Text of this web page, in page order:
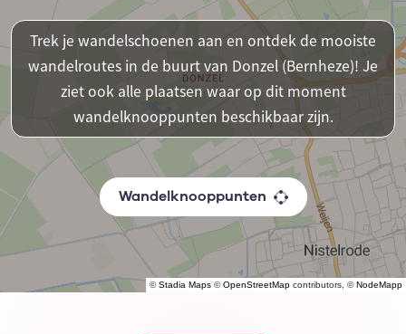
©Stadia Maps ©OpenStreetMap contributors, ©NodeMapp
Trek je wandelschoenen aan en ontdek de mooiste
wandelroutes in de buurt van Donzel (Bernheze)! Je
ziet ook alle plaatsen waar op dit moment
wandelknooppunten beschikbaar zijn.
Wandelknooppunten